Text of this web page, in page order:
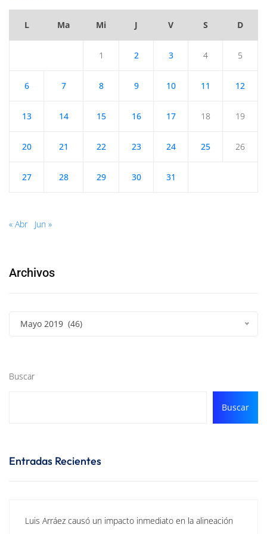
L Ma Mi J V S D
1 2 3 4 5
6 7 8 9 10 11 12
13 14 15 16 17 18 19
20 21 22 23 24 25 26
27 28 29 30 31
« Abr Jun »
Archivos
Mayo 2019 (46)
Buscar
Buscar
Entradas Recientes
Luis Arráez causó un impacto inmediato en la alineación